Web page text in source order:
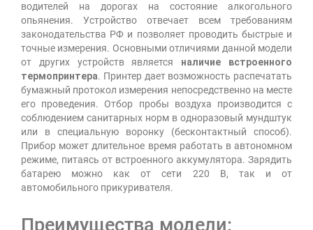
водителей на дорогах на состояние алкогольного
опьянения. Устройство отвечает всем требованиям
законодательства РФ и позволяет проводить быстрые и
точные измерения. Основными отличиями данной модели
от других устройств является наличие встроенного
термопринтера. Принтер дает возможность распечатать
бумажный протокол измерения непосредственно на месте
его проведения. Отбор пробы воздуха производится с
соблюдением санитарных норм в одноразовый мундштук
или в специальную воронку (бесконтактный способ).
Прибор может длительное время работать в автономном
режиме, питаясь от встроенного аккумулятора. Зарядить
батарею можно как от сети 220 В, так и от
автомобильного прикуривателя.
Преимущества модели: